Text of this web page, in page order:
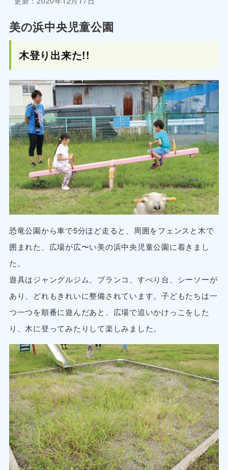
美の浜中央児童公園
木登り出来た!!
恐竜公園から車で5分ほど走ると、周囲をフェンスと木で
囲まれた、広場が広〜い美の浜中央児童公園に着きまし
た。
遊具はジャングルジム、ブランコ、すべり台、シーソーが
あり、どれもきれいに整備されています。子どもたちは一
つ一つを順番に遊んだあと、広場で追いかけっこをした
り、木に登ってみたりして楽しみました。